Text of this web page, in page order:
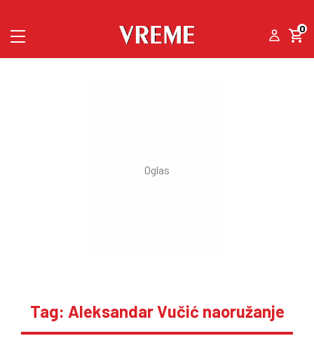
0
Tag: Aleksandar Vučić naoružanje